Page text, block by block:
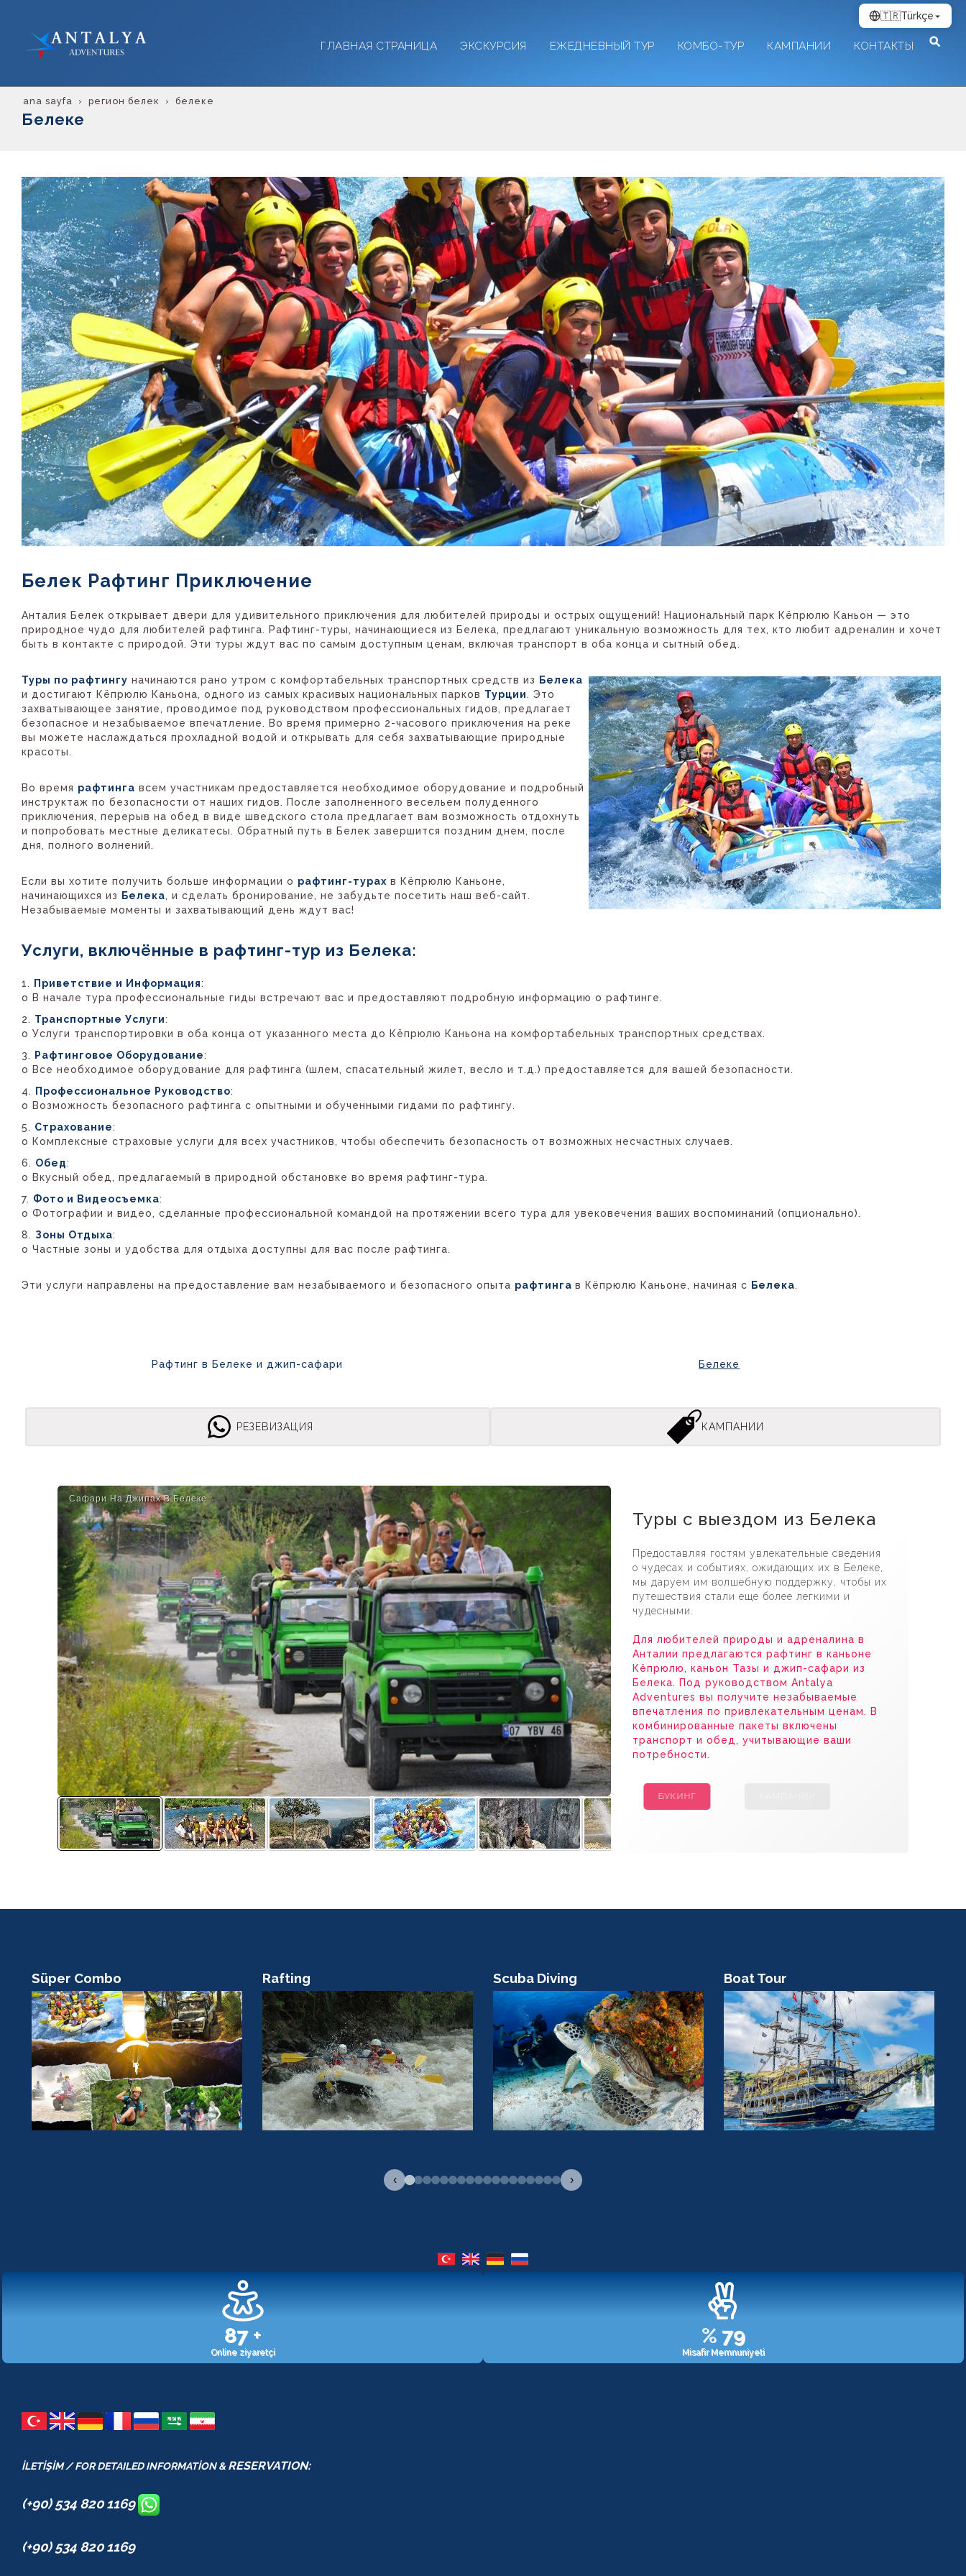
ГЛАВНАЯ СТРАНИЦА ЭКСКУРСИЯ ЕЖЕДНЕВНЫЙ ТУР КОМБО-ТУР КАМПАНИИ КОНТАКТЫ
ana sayfa регион белек белеке
Белеке
Белек Рафтинг Приключение
Анталия Белек открывает двери для удивительного приключения для любителей природы и острых ощущений! Национальный парк Кёпрюлю Каньон — это
природное чудо для любителей рафтинга. Рафтинг-туры, начинающиеся из Белека, предлагают уникальную возможность для тех, кто любит адреналин и хочет
быть в контакте с природой. Эти туры ждут вас по самым доступным ценам, включая транспорт в оба конца и сытный обед.
Туры по рафтингу начинаются рано утром с комфортабельных транспортных средств из Белека
и достигают Кёпрюлю Каньона, одного из самых красивых национальных парков Турции. Это
захватывающее занятие, проводимое под руководством профессиональных гидов, предлагает
безопасное и незабываемое впечатление. Во время примерно 2-часового приключения на реке
вы можете наслаждаться прохладной водой и открывать для себя захватывающие природные
красоты.
Во время рафтинга всем участникам предоставляется необходимое оборудование и подробный
инструктаж по безопасности от наших гидов. После заполненного весельем полуденного
приключения, перерыв на обед в виде шведского стола предлагает вам возможность отдохнуть
и попробовать местные деликатесы. Обратный путь в Белек завершится поздним днем, после
дня, полного волнений.
Если вы хотите получить больше информации о рафтинг-турах в Кёпрюлю Каньоне,
начинающихся из Белека, и сделать бронирование, не забудьте посетить наш веб-сайт.
Незабываемые моменты и захватывающий день ждут вас!
Услуги, включённые в рафтинг-тур из Белека:
Приветствие и Информация:
o В начале тура профессиональные гиды встречают вас и предоставляют подробную информацию о рафтинге.
Транспортные Услуги:
o Услуги транспортировки в оба конца от указанного места до Кёпрюлю Каньона на комфортабельных транспортных средствах.
Рафтинговое Оборудование:
o Все необходимое оборудование для рафтинга (шлем, спасательный жилет, весло и т.д.) предоставляется для вашей безопасности.
Профессиональное Руководство:
o Возможность безопасного рафтинга с опытными и обученными гидами по рафтингу.
Страхование:
o Комплексные страховые услуги для всех участников, чтобы обеспечить безопасность от возможных несчастных случаев.
Обед:
o Вкусный обед, предлагаемый в природной обстановке во время рафтинг-тура.
Фото и Видеосъемка:
o Фотографии и видео, сделанные профессиональной командой на протяжении всего тура для увековечения ваших воспоминаний (опционально).
Зоны Отдыха:
o Частные зоны и удобства для отдыха доступны для вас после рафтинга.
Эти услуги направлены на предоставление вам незабываемого и безопасного опыта рафтинга в Кёпрюлю Каньоне, начиная с Белека.
Рафтинг в Белеке и джип-сафари Белеке
РЕЗЕВИЗАЦИЯ КАМПАНИИ
Сафари На Джипах В Белеке
Туры с выездом из Белека
Предоставляя гостям увлекательные сведения
о чудесах и событиях, ожидающих их в Белеке,
мы даруем им волшебную поддержку, чтобы их
путешествия стали еще более легкими и
чудесными.
Для любителей природы и адреналина в
Анталии предлагаются рафтинг в каньоне
Кёпрюлю, каньон Тазы и джип-сафари из
Белека. Под руководством Antalya
Adventures вы получите незабываемые
впечатления по привлекательным ценам. В
комбинированные пакеты включены
транспорт и обед, учитывающие ваши
потребности.
БУКИНГ
Süper Combo Rafting Scuba Diving Boat Tour
‹ ›
107 +
Online ziyaretçi
% 98
Misafir Memnuniyeti
🇹🇷Türkçe
İLETİŞİM / FOR DETAILED INFORMATİON & RESERVATION:
(+90) 534 820 1169
(+90) 534 820 1169